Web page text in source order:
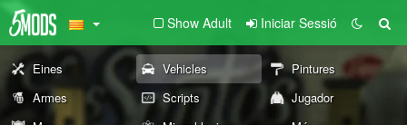
Show Adult Iniciar Sessió
Eines Vehicles
Pintures
Armes
Scripts
Jugador